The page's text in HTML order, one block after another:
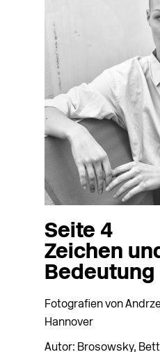
Seite 4
Zeichen
Bedeutung
Fotografien von
Hannover
Autor: Brosowsky,